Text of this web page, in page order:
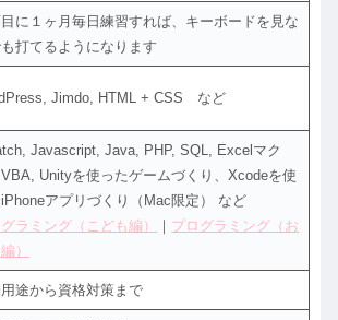
に１ヶ月毎日練習すれば、キーボードを見な
打てるようになります
Jimdo, HTML + CSS など
Javascript, Java, PHP, SQL, Excelマク
VBA, Unityを使ったゲームづくり、Xcodeを使
iPhoneアプリづくり（Mac限定） など
ラミング（こども編）
｜ プログラミング（お
）
途から資格対策まで